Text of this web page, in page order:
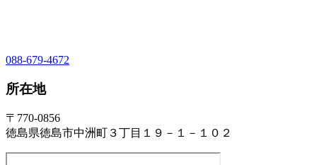
088-679-4672
所在地
〒770-0856
徳島県徳島市中洲町３丁目１９－１－１０２